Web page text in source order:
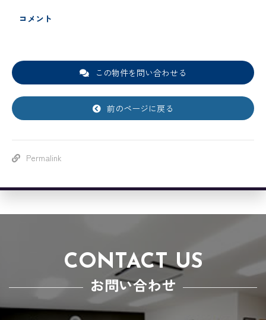
コメント
この物件を問い合わせる
前のページに戻る
Permalink
CONTACT US
お問い合わせ